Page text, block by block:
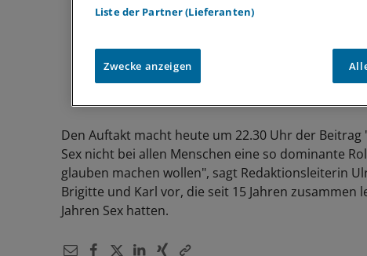
Den Auftakt macht heute um 22.30 Uhr der Beitrag
Sex nicht bei allen Menschen eine so dominante
glauben machen wollen", sagt Redaktionsleiterin
Brigitte und Karl vor, die seit 15 Jahren zusammen
Jahren Sex hatten.
Liste der Partner (Lieferanten)
Zwecke anzeigen